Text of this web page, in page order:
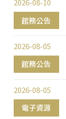
館務公告
2026-08-10
館務公告
2026-08-05
電子資源
2026-08-05